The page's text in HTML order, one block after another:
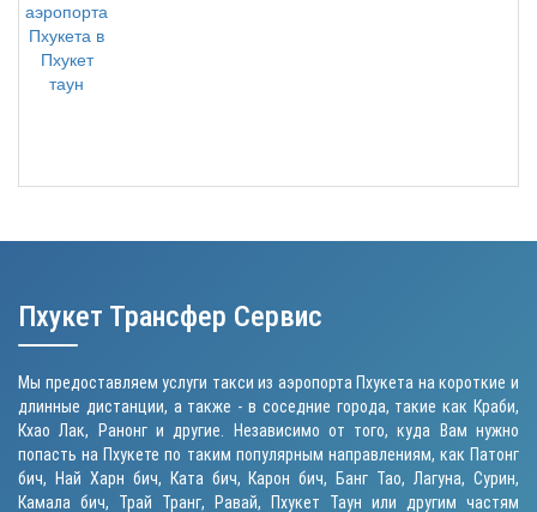
аэропорта
Пхукета в
Пхукет
таун
Пхукет Трансфер Сервис
Мы предоставляем услуги такси из аэропорта Пхукета на короткие и
длинные дистанции, а также - в соседние города, такие как Краби,
Кхао Лак, Ранонг и другие. Независимо от того, куда Вам нужно
попасть на Пхукете по таким популярным направлениям, как Патонг
бич, Най Харн бич, Ката бич, Карон бич, Банг Тао, Лагуна, Сурин,
Камала бич, Трай Транг, Равай, Пхукет Таун или другим частям